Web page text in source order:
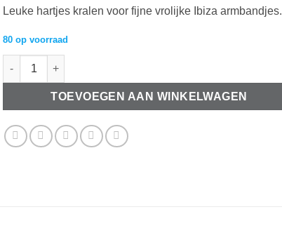
Leuke hartjes kralen voor fijne vrolijke Ibiza armbandjes.
80 op voorraad
Acryl hartje peach 8mm aantal
TOEVOEGEN AAN WINKELWAGEN